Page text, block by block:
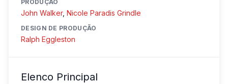
PRODUÇÃO
John Walker, Nicole Paradis Grindle
DESIGN DE PRODUÇÃO
Ralph Eggleston
Elenco Principal